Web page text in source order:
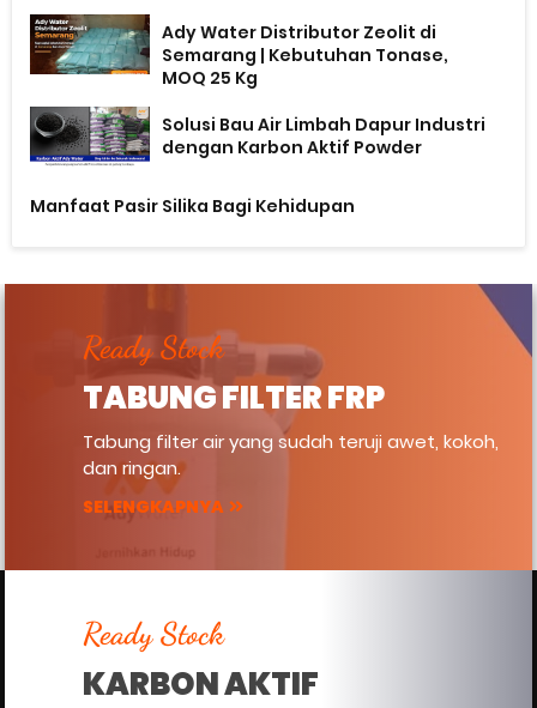
Ady Water Distributor Zeolit di
Semarang | Kebutuhan Tonase,
MOQ 25 Kg
Solusi Bau Air Limbah Dapur Industri
dengan Karbon Aktif Powder
Manfaat Pasir Silika Bagi Kehidupan
Ready Stock
TABUNG FILTER FRP
Tabung filter air yang sudah teruji awet, kokoh,
dan ringan.
SELENGKAPNYA
Ready Stock
KARBON AKTIF